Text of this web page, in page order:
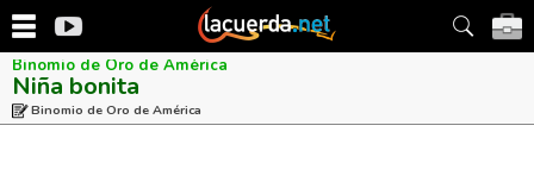
Binomio de Oro de América
Niña bonita
Binomio de Oro de América